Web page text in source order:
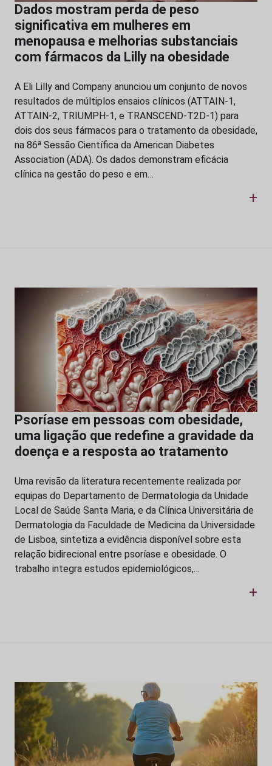
Dados mostram perda de peso
significativa em mulheres em
menopausa e melhorias substanciais
com fármacos da Lilly na obesidade
A Eli Lilly and Company anunciou um conjunto de novos
resultados de múltiplos ensaios clínicos (ATTAIN-1,
ATTAIN-2, TRIUMPH-1, e TRANSCEND-T2D-1) para
dois dos seus fármacos para o tratamento da obesidade,
na 86ª Sessão Científica da American Diabetes
Association (ADA). Os dados demonstram eficácia
clínica na gestão do peso e em…
+
Psoríase em pessoas com obesidade,
uma ligação que redefine a gravidade da
doença e a resposta ao tratamento
Uma revisão da literatura recentemente realizada por
equipas do Departamento de Dermatologia da Unidade
Local de Saúde Santa Maria, e da Clínica Universitária de
Dermatologia da Faculdade de Medicina da Universidade
de Lisboa, sintetiza a evidência disponível sobre esta
relação bidirecional entre psoríase e obesidade. O
trabalho integra estudos epidemiológicos,…
+